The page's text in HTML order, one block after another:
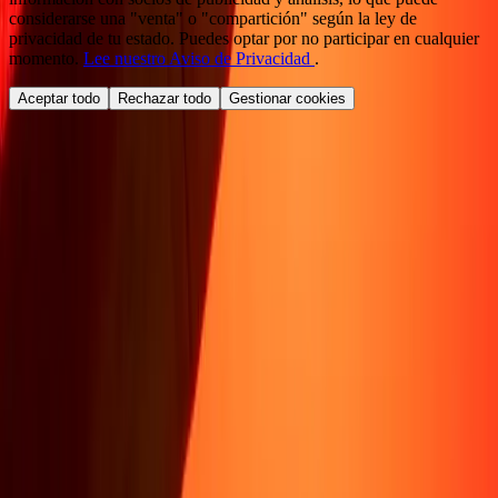
considerarse una "venta" o "compartición" según la ley de
privacidad de tu estado. Puedes optar por no participar en cualquier
momento. Lee nuestro Aviso de Privacidad .
Aceptar todo Rechazar todo Gestionar cookies